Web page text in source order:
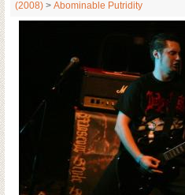
(2008) > Abominable Putridity